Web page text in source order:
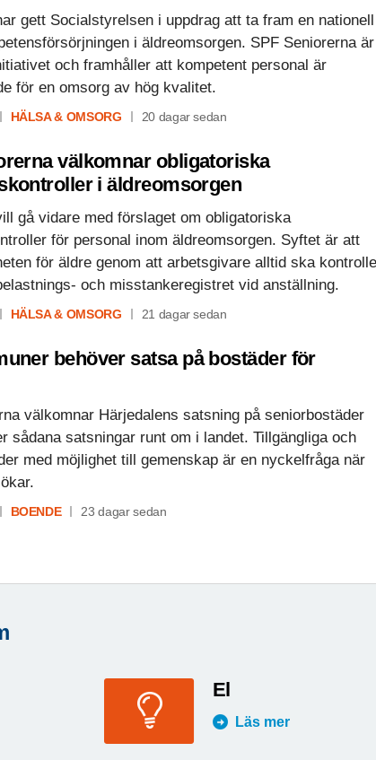
gett Socialstyrelsen i uppdrag att ta fram en nationell
i äldreomsorgen. SPF Seniorerna är
och framhåller att kompetent personal är
för en omsorg av hög kvalitet.
HÄLSA & OMSORG 20 dagar sedan
välkomnar obligatoriska
i äldreomsorgen
gå vidare med förslaget om obligatoriska
för personal inom äldreomsorgen. Syftet är att
för äldre genom att arbetsgivare alltid ska
och misstankeregistret vid anställning.
HÄLSA & OMSORG 21 dagar sedan
behöver satsa på bostäder för
välkomnar Härjedalens satsning på seniorbostäder
sådana satsningar runt om i landet. Tillgängliga och
med möjlighet till gemenskap är en nyckelfråga när
BOENDE 23 dagar sedan
El
Läs mer